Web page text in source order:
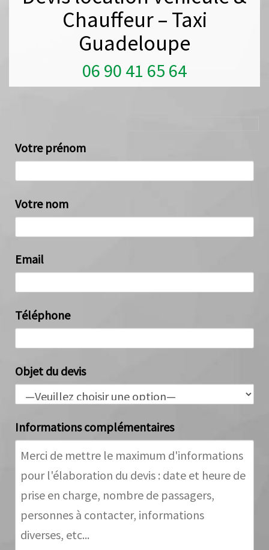
Chauffeur – Taxi
Guadeloupe
06 90 41 65 64
Votre prénom
Votre nom
Email
Téléphone
Objet du devis
Informations complémentaires